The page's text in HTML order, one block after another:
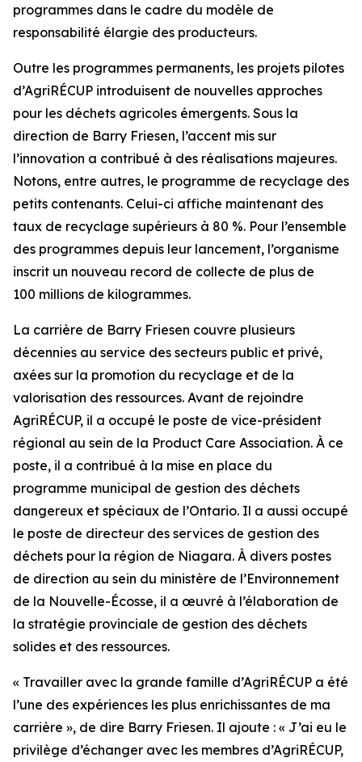
programmes dans le cadre du modèle de
responsabilité élargie des producteurs.
Outre les programmes permanents, les projets pilotes
d’AgriRÉCUP introduisent de nouvelles approches
pour les déchets agricoles émergents. Sous la
direction de Barry Friesen, l’accent mis sur
l’innovation a contribué à des réalisations majeures.
Notons, entre autres, le programme de recyclage des
petits contenants. Celui-ci affiche maintenant des
taux de recyclage supérieurs à 80 %. Pour l’ensemble
des programmes depuis leur lancement, l’organisme
inscrit un nouveau record de collecte de plus de
100 millions de kilogrammes.
La carrière de Barry Friesen couvre plusieurs
décennies au service des secteurs public et privé,
axées sur la promotion du recyclage et de la
valorisation des ressources. Avant de rejoindre
AgriRÉCUP, il a occupé le poste de vice-président
régional au sein de la Product Care Association. À ce
poste, il a contribué à la mise en place du
programme municipal de gestion des déchets
dangereux et spéciaux de l’Ontario. Il a aussi occupé
le poste de directeur des services de gestion des
déchets pour la région de Niagara. À divers postes
de direction au sein du ministère de l’Environnement
de la Nouvelle-Écosse, il a œuvré à l’élaboration de
la stratégie provinciale de gestion des déchets
solides et des ressources.
« Travailler avec la grande famille d’AgriRÉCUP a été
l’une des expériences les plus enrichissantes de ma
carrière », de dire Barry Friesen. Il ajoute : « J’ai eu le
privilège d’échanger avec les membres d’AgriRÉCUP,